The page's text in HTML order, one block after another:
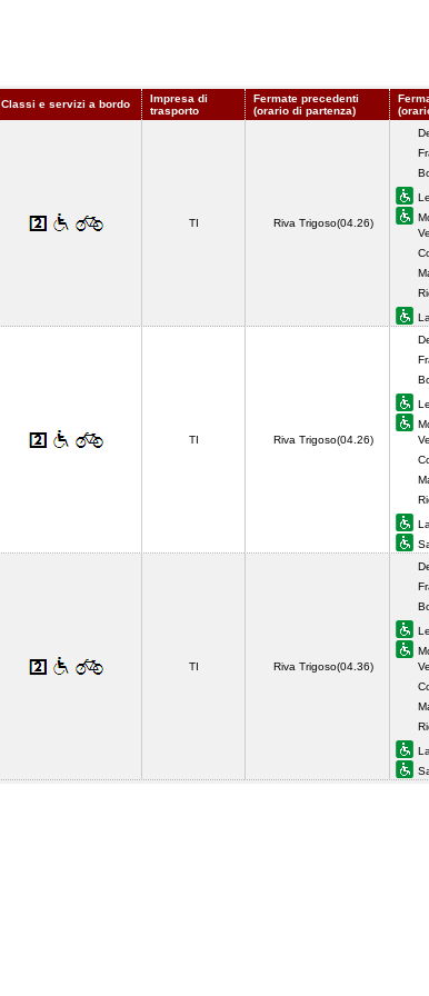
Classi e servizi a bordo
Impresa di
trasporto
Fermate precedenti
(orario di partenza)
TI Riva Trigoso(04.26)
TI Riva Trigoso(04.26)
TI Riva Trigoso(04.36)